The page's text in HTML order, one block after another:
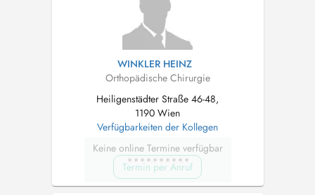
WINKLER HEINZ
Orthopädische Chirurgie
Heiligenstädter Straße 46-48,
1190 Wien
Verfügbarkeiten der Kollegen
Keine online Termine verfügbar
Termin per Anruf